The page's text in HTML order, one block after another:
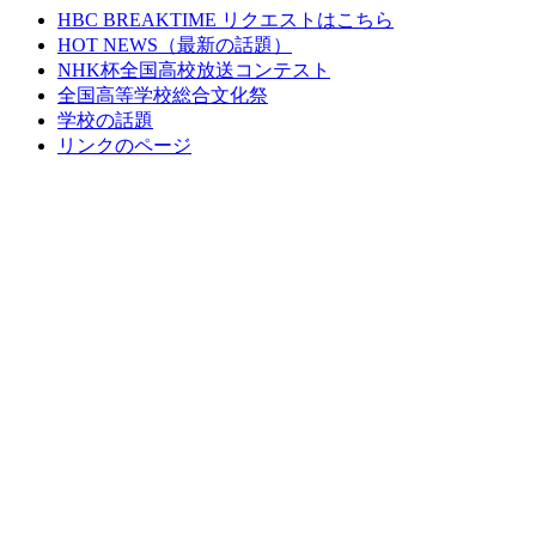
HBC BREAKTIME リクエストはこちら
HOT NEWS（最新の話題）
NHK杯全国高校放送コンテスト
全国高等学校総合文化祭
学校の話題
リンクのページ